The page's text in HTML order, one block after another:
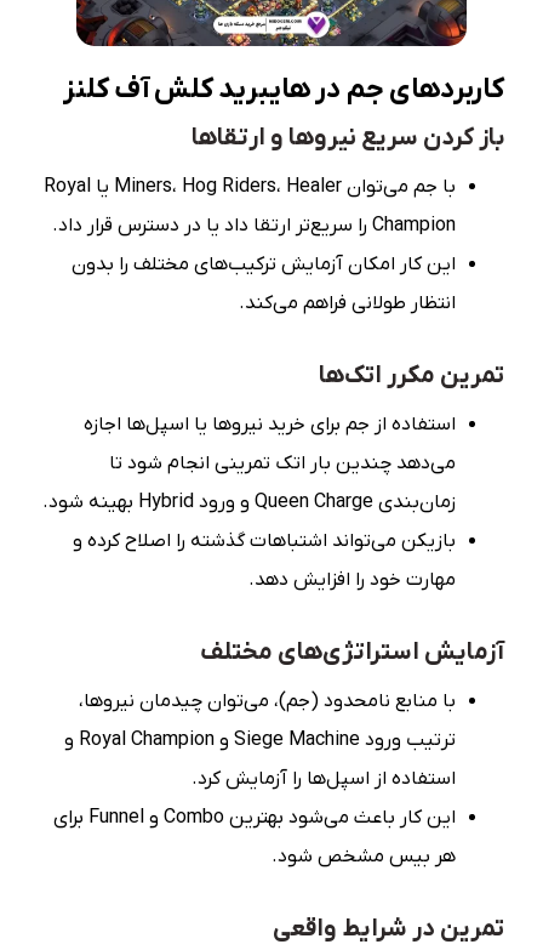
کاربردهای جم درهایبرید کلش آف کلنز
باز کردن سریع نیروها و ارتقاها
با جم می‌توان Miners، Hog Riders، Healer یا Royal
Champion را سریع‌تر ارتقا داد یا در دسترس قرار داد.
این کار امکان آزمایش ترکیب‌های مختلف را بدون
انتظار طولانی فراهم می‌کند.
تمرین مکرر اتک‌ها
استفاده از جم برای خرید نیروها یا اسپل‌ها اجازه
می‌دهد چندین بار اتک تمرینی انجام شود تا
زمان‌بندی Queen Charge و ورود Hybrid بهینه شود.
بازیکن می‌تواند اشتباهات گذشته را اصلاح کرده و
مهارت خود را افزایش دهد.
آزمایش استراتژی‌های مختلف
با منابع نامحدود (جم)، می‌توان چیدمان نیروها،
ترتیب ورود Siege Machine و Royal Champion و
استفاده از اسپل‌ها را آزمایش کرد.
این کار باعث می‌شود بهترین Combo و Funnel برای
هر بیس مشخص شود.
تمرین در شرایط واقعی